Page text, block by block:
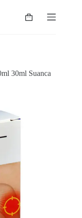
Shopping
30ml Suanca